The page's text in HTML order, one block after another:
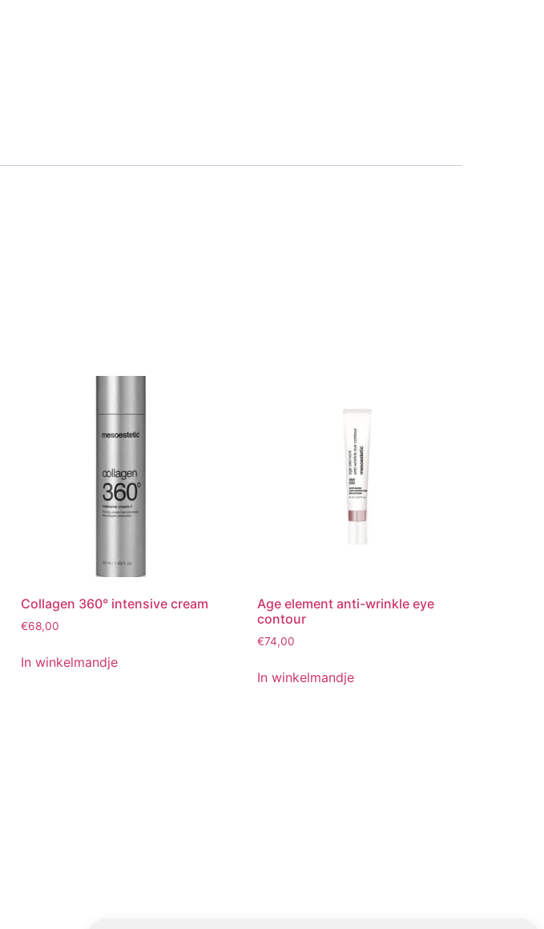
Collagen 360° intensive cream
€68,00
In winkelmandje
Age element anti-wrinkle eye
contour
€74,00
In winkelmandje